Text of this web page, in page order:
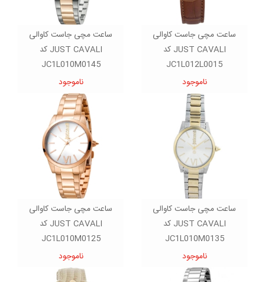
ساعت مچی جاست کاوالی
JUST CAVALI کد
JC1L012L0015
ناموجود
ساعت مچی جاست کاوالی
JUST CAVALI کد
JC1L010M0145
ناموجود
ساعت مچی جاست کاوالی
JUST CAVALI کد
JC1L010M0135
ناموجود
ساعت مچی جاست کاوالی
JUST CAVALI کد
JC1L010M0125
ناموجود